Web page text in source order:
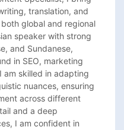
translation, and
global and regional
speaker with strong
and Sundanese,
in SEO, marketing
skilled in adapting
nuances, ensuring
across different
and a deep
I am confident in